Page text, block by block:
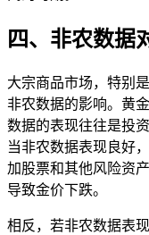
四、非农数据
大宗商品市场，特别
非农数据的影响。黄
数据的表现往往是投
当非农数据表现良好
加股票和其他风险资
导致金价下跌。
相反，若非农数据表